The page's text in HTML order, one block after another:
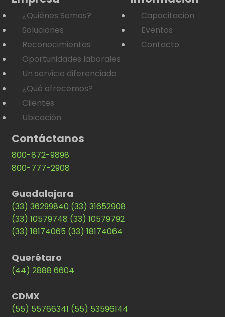
¿Quiénes Somos?
Soluciones
Reconocimientos
Oportunidades laborales
Un servicio diferenciado
¿Qué ofrecemos?
Clientes
Ubicación
Capacitación
Eventos
Contacto
Contáctanos
800-872-9898
800-777-2908
Guadalajara
(33) 36299840 (33) 31652908
(33) 10579748 (33) 10579792
(33) 18174065 (33) 18174064
Querétaro
(44) 2888 6604
CDMX
(55) 55766341 (55) 53596144